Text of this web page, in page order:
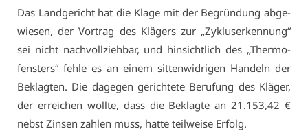
Das Land­ge­richt hat die Kla­ge mit der Be­grün­dung ab­ge­
wie­sen, der Vor­trag des Klä­gers zur „Zy­kluser­ken­nung“
sei nicht nach­voll­zieh­bar, und hin­sicht­lich des „Ther­mo­
fens­ters“ feh­le es an ei­nem sit­ten­wid­ri­gen Han­deln der
Be­klag­ten. Die da­ge­gen ge­rich­te­te Be­ru­fung des Klä­ger,
der er­rei­chen woll­te, dass die Be­klag­te an 21.153,42 €
nebst Zin­sen zah­len muss, hat­te teil­wei­se Er­folg.